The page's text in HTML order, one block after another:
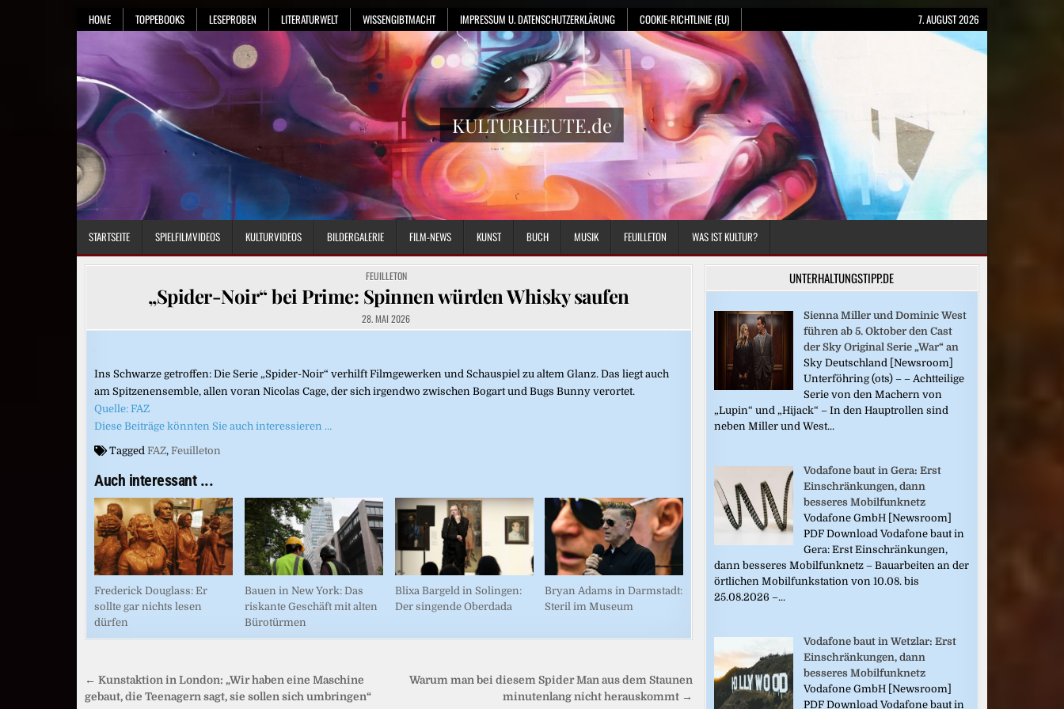
HOME TOPPEBOOKS LESEPROBEN LITERATURWELT WISSENGIBTMACHT IMPRESSUM U. DATENSCHUTZERKLÄRUNG COOKIE-RICHTLINIE (EU) 7. AUGUST 2026
KULTURHEUTE.de
STARTSEITE SPIELFILMVIDEOS KULTURVIDEOS BILDERGALERIE FILM-NEWS KUNST BUCH MUSIK FEUILLETON WAS IST KULTUR?
POSTED
IN
FEUILLETON
„Spider-Noir“ bei Prime: Spinnen würden Whisky saufen
28. MAI 2026
Ins Schwarze getroffen: Die Serie „Spider-Noir“ verhilft Filmgewerken und Schauspiel zu altem Glanz. Das liegt auch
UNTERHALTUNGSTIPP.DE
Sienna Miller und Dominic West
führen ab 5. Oktober den Cast
der Sky Original Serie „War“ an
Sky Deutschland [Newsroom]
Unterföhring (ots) – – Achtteilige
Serie von den Machern von
„Lupin“ und „Hijack“ – In den Hauptrollen sind
neben Miller und West...
Vodafone baut in Gera: Erst
Einschränkungen, dann
besseres Mobilfunknetz
Vodafone GmbH [Newsroom]
PDF Download Vodafone baut in
Gera: Erst Einschränkungen,
dann besseres Mobilfunknetz – Bauarbeiten an der
örtlichen Mobilfunkstation von 10.08. bis
25.08.2026 –...
Vodafone baut in Wetzlar: Erst
Einschränkungen, dann
besseres Mobilfunknetz
Vodafone GmbH [Newsroom]
PDF Download Vodafone baut in